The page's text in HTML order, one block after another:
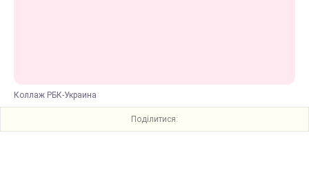
Коллаж РБК-Украина
Поділитися: